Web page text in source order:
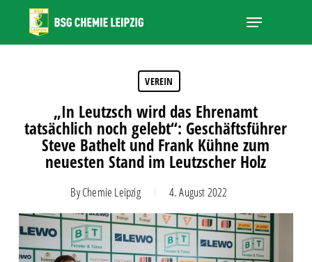
main
Menu
VEREIN
„In Leutzsch wird das Ehrenamt
tatsächlich noch gelebt“: Geschäftsführer
Steve Bathelt und Frank Kühne zum
neuesten Stand im Leutzscher Holz
ByChemie Leipzig 4. August 2022
Close